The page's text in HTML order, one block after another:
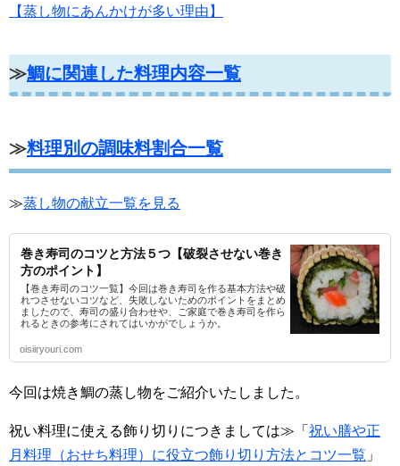
【蒸し物にあんかけが多い理由】
≫鯛に関連した料理内容一覧
≫料理別の調味料割合一覧
≫蒸し物の献立一覧を見る
巻き寿司のコツと方法５つ【破裂させない巻き
方のポイント】
【巻き寿司のコツ一覧】今回は巻き寿司を作る基本方法や破
れつさせないコツなど、失敗しないためのポイントをまとめ
ましたので、寿司の盛り合わせや、ご家庭で巻き寿司を作ら
れるときの参考にされてはいかがでしょうか。
oisiiryouri.com
今回は焼き鯛の蒸し物をご紹介いたしました。
祝い料理に使える飾り切りにつきましては≫「 祝い膳や正
月料理（おせち料理）に役立つ飾り切り方法とコツ一覧 」